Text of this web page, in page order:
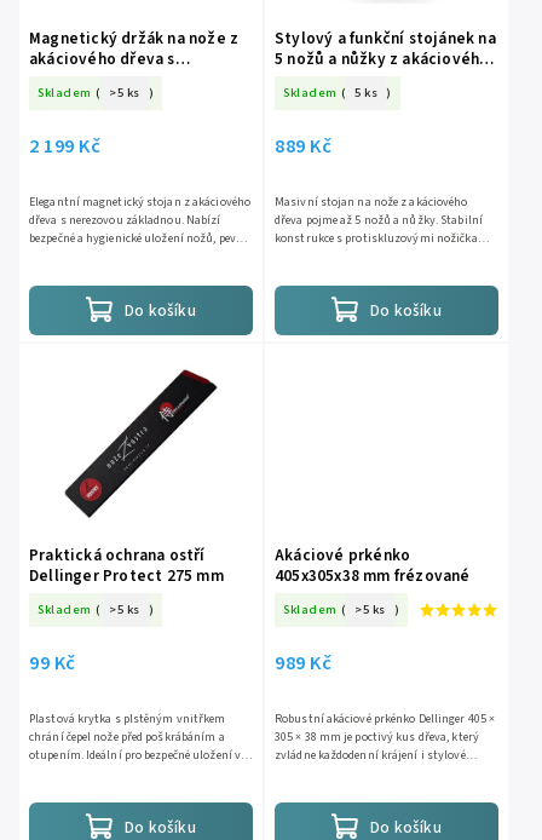
Magnetický držák na nože z
akáciového dřeva s
3800 g
Skladem ( >5 ks )
2 199 Kč
Do košíku
Elegantní magnetický stojan z akáciového
dřeva s nerezovou základnou. Nabízí
bezpečné a hygienické uložení nožů, pevné
Stylový a funkční stojánek na
5 nožů a nůžky z akáciového
Skladem ( 5 ks )
889 Kč
Do košíku
Masivní stojan na nože z akáciového
dřeva pojme až 5 nožů a nůžky. Stabilní
konstrukce s protiskluzovými nožičkami
Praktická ochrana ostří
Dellinger Protect 275 mm
Skladem ( >5 ks )
99 Kč
Do košíku
Plastová krytka s plstěným vnitřkem
chrání čepel nože před poškrábáním a
otupením. Ideální pro bezpečné uložení v
Akáciové prkénko
405x305x38 mm frézované
Skladem ( >5 ks )
989 Kč
Do košíku
Robustní akáciové prkénko Dellinger 405 ×
305 × 38 mm je poctivý kus dřeva, který
zvládne každodenní krájení i stylové